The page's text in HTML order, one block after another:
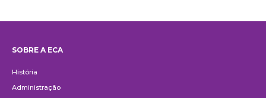
SOBRE A ECA
História
Administração